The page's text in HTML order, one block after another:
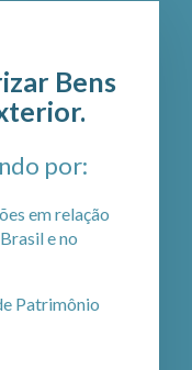
Bens
por:
em relação
e no
Patrimônio